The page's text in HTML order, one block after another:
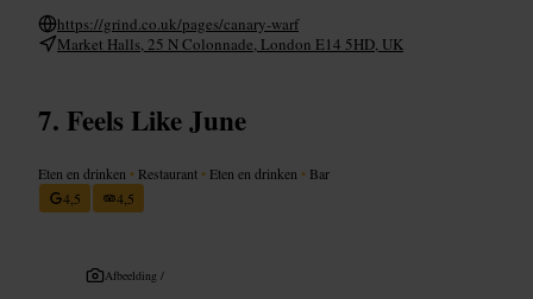
https://grind.co.uk/pages/canary-warf
Market Halls, 25 N Colonnade, London E14 5HD, UK
Feels Like June
Eten en drinken • Restaurant • Eten en drinken • Bar
4,5
4,5
Afbeelding /